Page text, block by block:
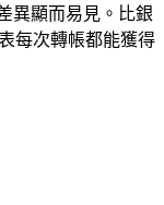
異顯而易見。比銀
每次轉帳都能獲得